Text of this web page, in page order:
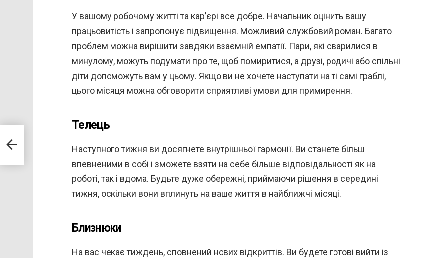
У вашому робочому житті та кар’єрі все добре. Начальник оцінить вашу
працьовитість і запропонує підвищення. Можливий службовий роман. Багато
проблем можна вирішити завдяки взаємній емпатії. Пари, які сварилися в
минулому, можуть подумати про те, щоб помиритися, а друзі, родичі або спільні
діти допоможуть вам у цьому. Якщо ви не хочете наступати на ті самі граблі,
цього місяця можна обговорити сприятливі умови для примирення.
Телець
Наступного тижня ви досягнете внутрішньої гармонії. Ви станете більш
впевненими в собі і зможете взяти на себе більше відповідальності як на
роботі, так і вдома. Будьте дуже обережні, приймаючи рішення в середині
тижня, оскільки вони вплинуть на ваше життя в найближчі місяці.
Близнюки
На вас чекає тиждень, сповнений нових відкриттів. Ви будете готові вийти із